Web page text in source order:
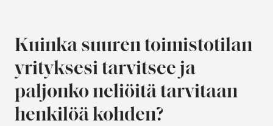
Kuinka suuren toimistotilan
yrityksesi tarvitsee ja
paljonko neliöitä tarvitaan
henkilöä kohden?